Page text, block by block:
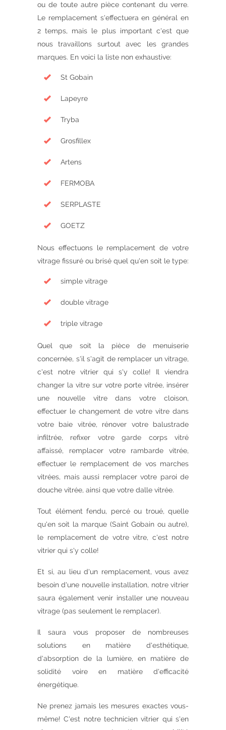
ou de toute autre pièce contenant du verre.
Le remplacement s'effectuera en général en
2 temps, mais le plus important c'est que
nous travaillons surtout avec les grandes
marques. En voici la liste non exhaustive:
St Gobain
Lapeyre
Tryba
Grosfillex
Artens
FERMOBA
SERPLASTE
GOETZ
Nous effectuons le remplacement de votre
vitrage fissuré ou brisé quel qu'en soit le type:
simple vitrage
double vitrage
triple vitrage
Quel que soit la pièce de menuiserie
concernée, s'il s'agit de remplacer un vitrage,
c'est notre vitrier qui s'y colle! Il viendra
changer la vitre sur votre porte vitrée, insérer
une nouvelle vitre dans votre cloison,
effectuer le changement de votre vitre dans
votre baie vitrée, rénover votre balustrade
infiltrée, refixer votre garde corps vitré
affaissé, remplacer votre rambarde vitrée,
effectuer le remplacement de vos marches
vitrées, mais aussi remplacer votre paroi de
douche vitrée, ainsi que votre dalle vitrée.
Tout élément fendu, percé ou troué, quelle
qu'en soit la marque (Saint Gobain ou autre),
le remplacement de votre vitre, c'est notre
vitrier qui s'y colle!
Et si, au lieu d'un remplacement, vous avez
besoin d'une nouvelle installation, notre vitrier
saura également venir installer une nouveau
vitrage (pas seulement le remplacer).
Il saura vous proposer de nombreuses
solutions en matière d'esthétique,
d'absorption de la lumière, en matière de
solidité voire en matière d'efficacité
énergétique.
Ne prenez jamais les mesures exactes vous-
même! C'est notre technicien vitrier qui s'en